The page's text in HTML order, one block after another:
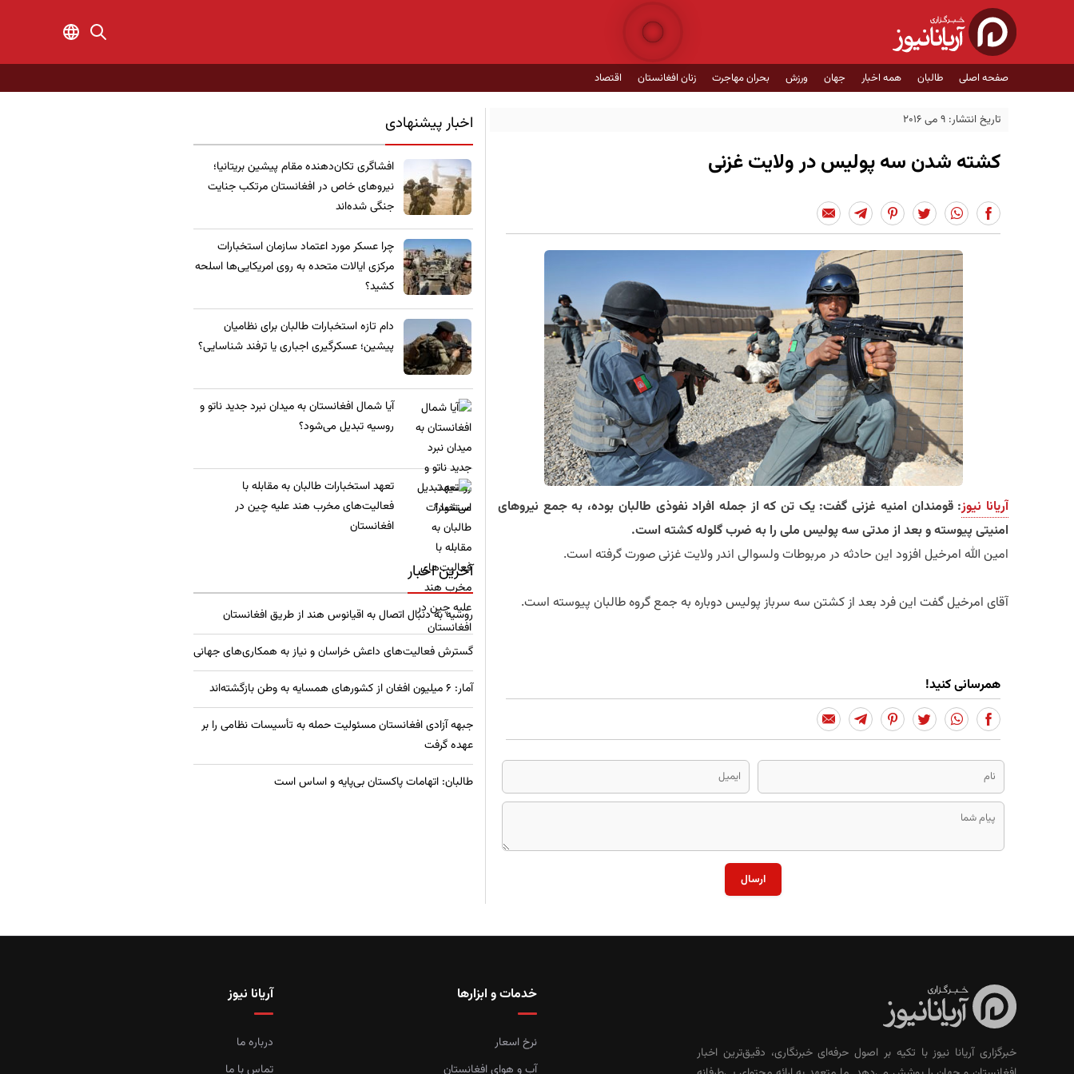
صفحه اصلی طالبان همه اخبار جهان ورزش بحران مهاجرت زنان افغانستان اقتصاد
تاریخ انتشار: 9 می 2016
کشته شدن سه پولیس در ولایت غزنی
آریانا نیوز: قومندان امنیه غزنی گفت: یک تن که از جمله افراد نفوذی طالبان بوده، به جمع نیروهای
امنیتی پیوسته و بعد از مدتی سه پولیس ملی را به ضرب گلوله کشته است.
امین الله امرخیل افزود این حادثه در مربوطات ولسوالی اندر ولایت غزنی صورت گرفته است.
آقای امرخیل گفت این فرد بعد از کشتن سه سرباز پولیس دوباره به جمع گروه طالبان پیوسته است.
همرسانی کنید!
ارسال
اخبار پیشنهادی
​افشاگری تکان‌دهنده مقام پیشین بریتانیا؛
نیروهای خاص در افغانستان مرتکب جنایت
جنگی شده‌اند
چرا عسکر مورد اعتماد سازمان استخبارات
مرکزی ایالات متحده به روی امریکایی‌ها اسلحه
کشید؟
​دام تازه استخبارات طالبان برای نظامیان
پیشین؛ عسکرگیری اجباری یا ترفند شناسایی؟
​آیا شمال افغانستان به میدان نبرد جدید ناتو و
روسیه تبدیل می‌شود؟
تعهد استخبارات طالبان به مقابله با
فعالیت‌های مخرب هند علیه چین در
افغانستان
آخرین اخبار
روسیه به دنبال اتصال به اقیانوس هند از طریق افغانستان
گسترش فعالیت‌های داعش خراسان و نیاز به همکاری‌های جهانی
آمار: ۶ میلیون افغان از کشورهای همسایه به وطن بازگشته‌اند
جبهه آزادی افغانستان مسئولیت حمله به تأسیسات نظامی را بر
عهده گرفت
طالبان: اتهامات پاکستان بی‌پایه و اساس است
خبرگزاری آریانا نیوز با تکیه بر اصول حرفه‌ای خبرنگاری، دقیق‌ترین اخبار
خدمات و ابزارها
نرخ اسعار
آب و هوای افغانستان
آریانا نیوز
درباره ما
تماس با ما